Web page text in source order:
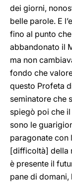
dei giorni,
belle parole. E
fino al punto
abbandonato il
ma non
fondo che
questo Profeta
seminatore che
spiegò poi che
sono le
paragonate con
[difficoltà] della
è presente il
pane di domani,